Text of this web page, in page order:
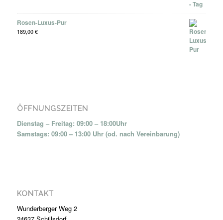
Rosen-Luxus-Pur
189,00€
ÖFFNUNGSZEITEN
Dienstag – Freitag: 09:00 – 18:00Uhr
Samstags: 09:00 – 13:00 Uhr (od. nach Vereinbarung)
KONTAKT
Wunderberger Weg 2